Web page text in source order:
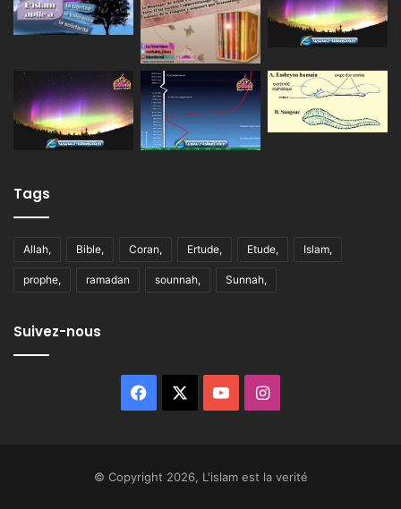
Tags
Allah, Bible, Coran, Ertude, Etude, Islam,
prophe, ramadan sounnah, Sunnah,
Suivez-nous
Facebook YouTubeInstagram
© Copyright 2026, L'islam est la verité